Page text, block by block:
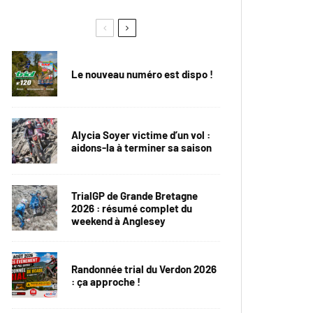
Le nouveau numéro est dispo !
Alycia Soyer victime d’un vol :
aidons-la à terminer sa saison
TrialGP de Grande Bretagne
2026 : résumé complet du
weekend à Anglesey
Randonnée trial du Verdon 2026
: ça approche !